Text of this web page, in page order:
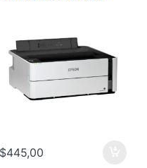
$445,00